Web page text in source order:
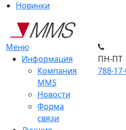
Новинки
Меню
Информация
Компания
MMS
Новости
Форма
связи
ПН-ПТ
788-17-